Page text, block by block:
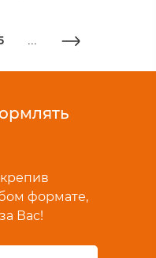
формате,
Вас!